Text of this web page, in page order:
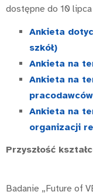
dostępne do 10 lipca
Ankieta
szkół)
Ankieta na
Ankieta na
Ankieta na
organizacji
Przyszłość
Badanie „Future of